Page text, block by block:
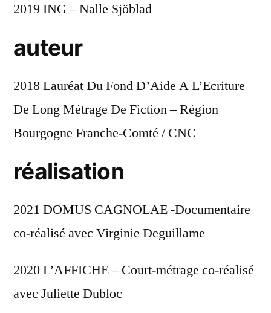
2019 ING – Nalle Sjöblad
auteur
2018 Lauréat Du Fond D’Aide A L’Ecriture
De Long Métrage De Fiction – Région
Bourgogne Franche-Comté / CNC
réalisation
2021 DOMUS CAGNOLAE -Documentaire
co-réalisé avec Virginie Deguillame
2020 L’AFFICHE – Court-métrage co-réalisé
avec Juliette Dubloc